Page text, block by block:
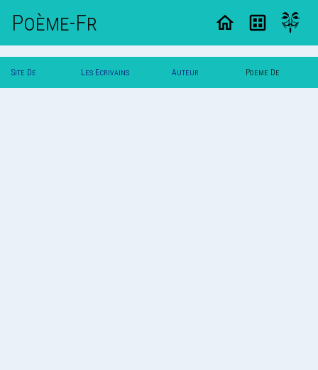
Poème-Fr
Site De Les Ecrivains Auteur Poeme De